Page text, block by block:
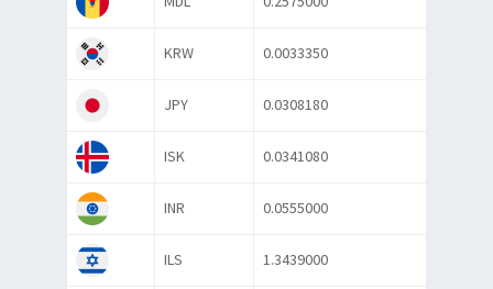
KRW 0.0033350
JPY 0.0308180
ISK 0.0341080
INR 0.0555000
ILS 1.3439000